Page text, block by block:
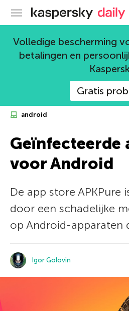
Volledige bescherming
betalingen en
Gratis
android
Geïnfecteerde
voor Android
De app store APKPure
door een schadelijke
op Android-apparaten
Igor Golovin